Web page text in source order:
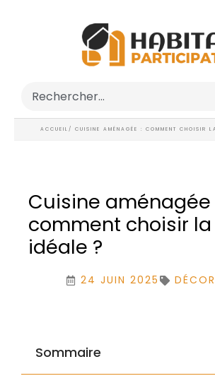
ACCUEIL / CUISINE AMÉNAGÉE : COMMENT CHOISIR
Cuisine aménagée
comment choisir
idéale ?
24 JUIN 2025
Sommaire